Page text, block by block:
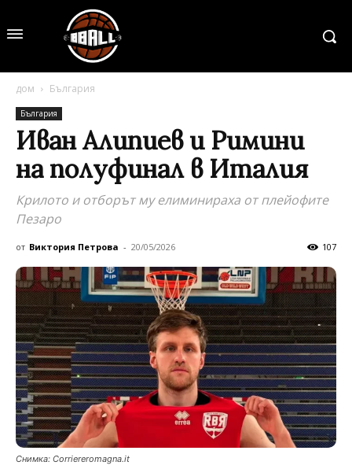
дом България
България
Иван Алипиев и Римини
на полуфинал в Италия
Крилото и отборът му елиминираха от плейофите
Пезаро
от Виктория Петрова - 20/05/2026 107
Снимка: Сorriereromagna.it